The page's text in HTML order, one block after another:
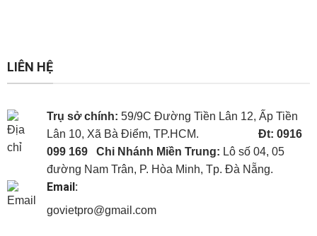
LIÊN HỆ
Trụ sở chính: 59/9C Đường Tiền Lân 12, Ấp Tiền
Lân 10, Xã Bà Điểm, TP.HCM.
Đt: 0916
099 169
Chi Nhánh Miền Trung: Lô số 04, 05
đường Nam Trân, P. Hòa Minh, Tp. Đà Nẵng.
Email:
govietpro@gmail.com